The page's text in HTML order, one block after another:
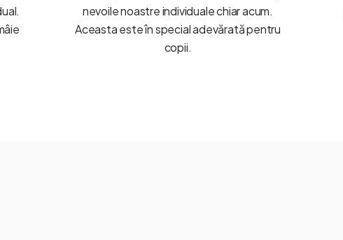
nevoile noastre individuale chiar acum.
Aceasta este în special adevărată pentru
copii.